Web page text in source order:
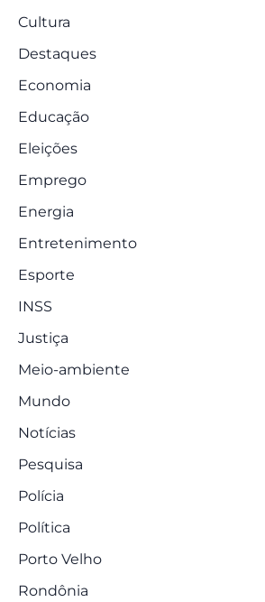
Cultura
Destaques
Economia
Educação
Eleições
Emprego
Energia
Entretenimento
Esporte
INSS
Justiça
Meio-ambiente
Mundo
Notícias
Pesquisa
Polícia
Política
Porto Velho
Rondônia